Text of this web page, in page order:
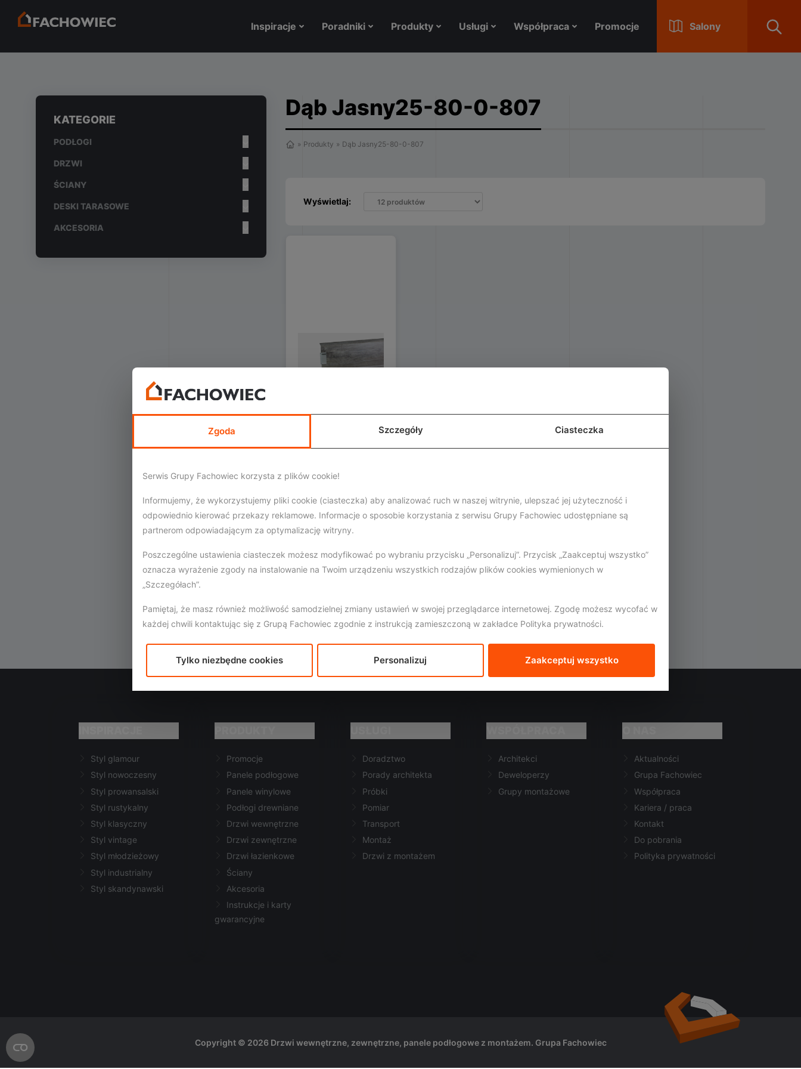
Inspiracje Poradniki Produkty Usługi Współpraca Promocje Salony
KATEGORIE
PODŁOGI
DRZWI
ŚCIANY
DESKI TARASOWE
AKCESORIA
Dąb Jasny25-80-0-807
» Produkty » Dąb Jasny25-80-0-807
Wyświetlaj:
SIENA
SZCZEGÓŁY
Styl glamour
Styl nowoczesny
Styl prowansalski
Styl rustykalny
Styl klasyczny
Styl vintage
Styl młodzieżowy
Styl industrialny
Styl skandynawski
Promocje
Panele podłogowe
Panele winylowe
Podłogi drewniane
Drzwi wewnętrzne
Drzwi zewnętrzne
Drzwi łazienkowe
Ściany
Akcesoria
Instrukcje i karty
gwarancyjne
Doradztwo
Porady architekta
Próbki
Pomiar
Transport
Montaż
Drzwi z montażem
Architekci
Deweloperzy
Grupy montażowe
Aktualności
Grupa Fachowiec
Współpraca
Kariera / praca
Kontakt
Do pobrania
Polityka prywatności
Copyright © 2026 Drzwi wewnętrzne, zewnętrzne, panele podłogowe z montażem. Grupa Fachowiec
Zgoda Szczegóły Ciasteczka
Serwis Grupy Fachowiec korzysta z plików cookie!
Informujemy, że wykorzystujemy pliki cookie (ciasteczka) aby analizować ruch w naszej witrynie, ulepszać jej użyteczność i
odpowiednio kierować przekazy reklamowe. Informacje o sposobie korzystania z serwisu Grupy Fachowiec udostępniane są
partnerom odpowiadającym za optymalizację witryny.
Poszczególne ustawienia ciasteczek możesz modyfikować po wybraniu przycisku „Personalizuj”. Przycisk „Zaakceptuj wszystko”
oznacza wyrażenie zgody na instalowanie na Twoim urządzeniu wszystkich rodzajów plików cookies wymienionych w
„Szczegółach”.
Pamiętaj, że masz również możliwość samodzielnej zmiany ustawień w swojej przeglądarce internetowej. Zgodę możesz wycofać w
każdej chwili kontaktując się z Grupą Fachowiec zgodnie z instrukcją zamieszczoną w zakładce Polityka prywatności.
Tylko niezbędne cookies Personalizuj Zaakceptuj wszystko
Otwórz ustawienia plików cookie